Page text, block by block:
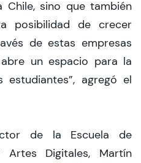
Chile, sino que también
posibilidad de crecer
de estas empresas
un espacio para la
estudiantes”, agregó el
de la Escuela de
Artes Digitales, Martín